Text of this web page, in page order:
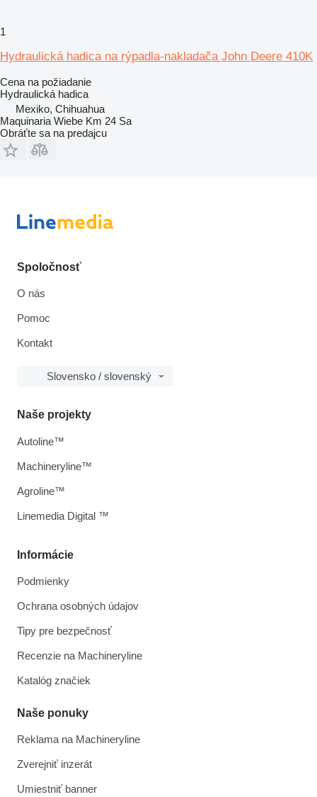
1
Hydraulická hadica na rýpadla-nakladača John Deere 410K
Cena na požiadanie
Hydraulická hadica
Mexiko, Chihuahua
Maquinaria Wiebe Km 24 Sa
Obráťte sa na predajcu
Spoločnosť
O nás
Pomoc
Kontakt
Slovensko / slovenský
Informácie
Podmienky
Ochrana osobných údajov
Tipy pre bezpečnosť
Recenzie na Machineryline
Katalóg značiek
Naše ponuky
Reklama na Machineryline
Zverejniť inzerát
Umiestniť banner
Naše projekty
Autoline™
Machineryline™
Agroline™
Linemedia Digital ™